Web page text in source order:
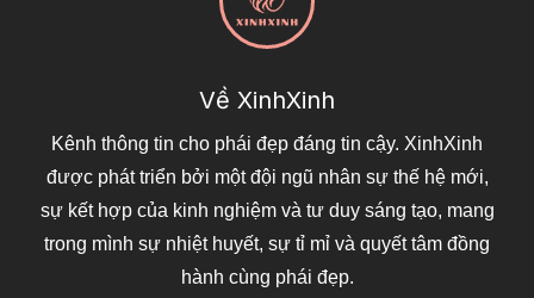
Về XinhXinh
Kênh thông tin cho phái đẹp đáng tin cậy. XinhXinh
được phát triển bởi một đội ngũ nhân sự thế hệ mới,
sự kết hợp của kinh nghiệm và tư duy sáng tạo, mang
trong mình sự nhiệt huyết, sự tỉ mỉ và quyết tâm đồng
hành cùng phái đẹp.